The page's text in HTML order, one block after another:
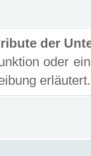
der
oder
erläutert.